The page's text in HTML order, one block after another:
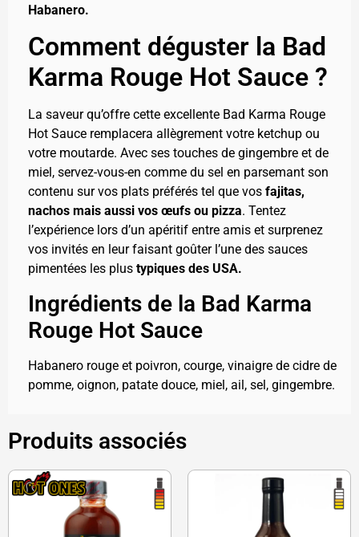
Habanero.
Comment déguster la Bad
Karma Rouge Hot Sauce ?
La saveur qu’offre cette excellente Bad Karma Rouge
Hot Sauce remplacera allègrement votre ketchup ou
votre moutarde. Avec ses touches de gingembre et de
miel, servez-vous-en comme du sel en parsemant son
contenu sur vos plats préférés tel que vos fajitas,
nachos mais aussi vos œufs ou pizza. Tentez
l’expérience lors d’un apéritif entre amis et surprenez
vos invités en leur faisant goûter l’une des sauces
pimentées les plus typiques des USA.
Ingrédients de la Bad Karma
Rouge Hot Sauce
Habanero rouge et poivron, courge, vinaigre de cidre de
pomme, oignon, patate douce, miel, ail, sel, gingembre.
Produits associés